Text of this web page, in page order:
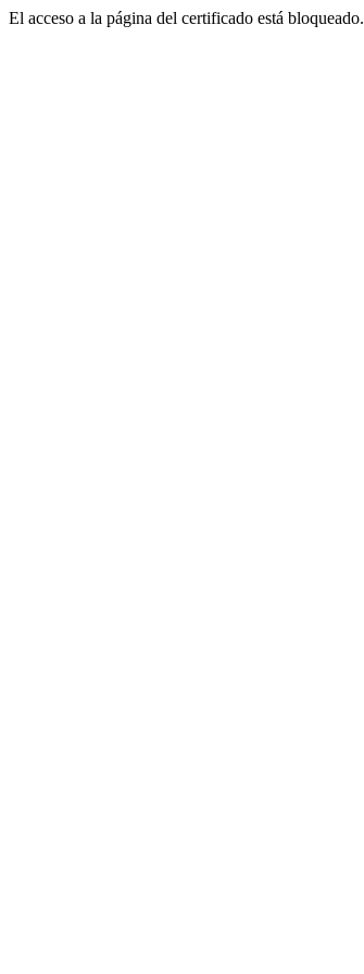
El acceso a la página del certificado está bloqueado.